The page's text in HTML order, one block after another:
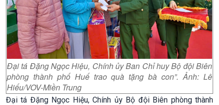
Đại tá Đặng Ngọc Hiệu, Chính ủy Ban Chỉ huy Bộ đội Biên
phòng thành phố Huế trao quà tặng bà con”. Ảnh: Lê
Hiếu/VOV-Miền Trung
Đại tá Đặng Ngọc Hiệu, Chính ủy Bộ đội Biên phòng thành